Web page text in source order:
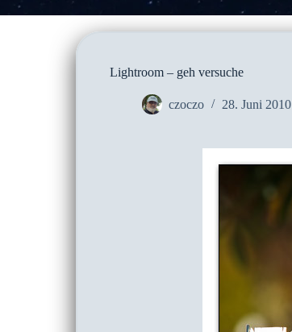
Lightroom – geh versuche
czoczo 28. Juni 2010